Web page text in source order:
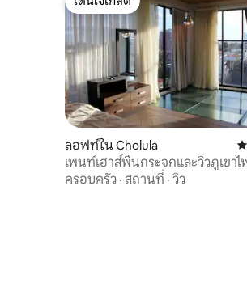
โดนใจเกสต์
ลอฟท์ใน Cholula ค
เพนท์เฮาส์พื้นกระจกและวิวภูเขาไ
ครอบครัว · สถานที่ · วิว